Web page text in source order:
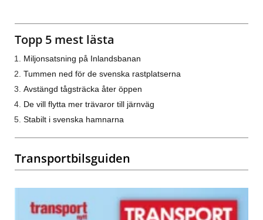
Topp 5 mest lästa
Miljonsatsning på Inlandsbanan
Tummen ned för de svenska rastplatserna
Avstängd tågsträcka åter öppen
De vill flytta mer trävaror till järnväg
Stabilt i svenska hamnarna
Transportbilsguiden